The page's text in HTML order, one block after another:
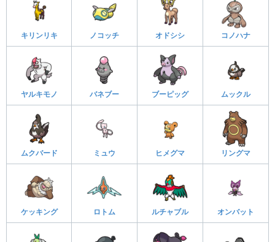
キリンリキ ノコッチ オドシシ コノハナ
ヤルキモノ バネブー ブーピッグ ムックル
ムクバード ミュウ ヒメグマ リングマ
ケッキング ロトム ルチャブル オンバット